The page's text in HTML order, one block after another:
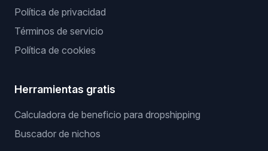
Política de privacidad
Términos de servicio
Política de cookies
Herramientas gratis
Calculadora de beneficio para dropshipping
Buscador de nichos